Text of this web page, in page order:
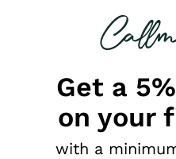
looking for
Get a
on your
with a